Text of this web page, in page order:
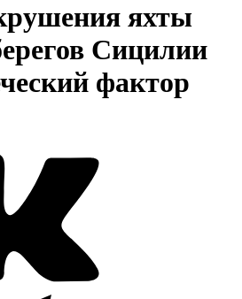
яхты
Сицилии
фактор